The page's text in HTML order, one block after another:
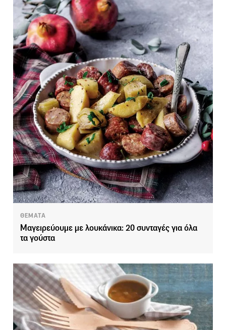
ΘΕΜΑΤΑ
Μαγειρεύουμε με λουκάνικα: 20 συνταγές για όλα
τα γούστα